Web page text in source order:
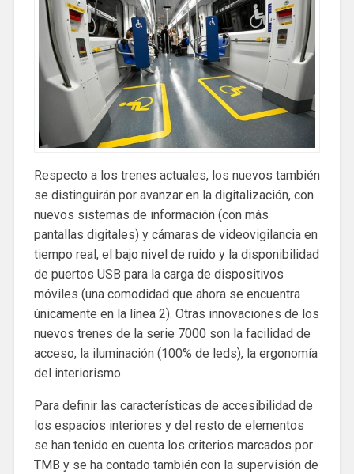
Respecto a los trenes actuales, los nuevos también
se distinguirán por avanzar en la digitalización, con
nuevos sistemas de información (con más
pantallas digitales) y cámaras de videovigilancia en
tiempo real, el bajo nivel de ruido y la disponibilidad
de puertos USB para la carga de dispositivos
móviles (una comodidad que ahora se encuentra
únicamente en la línea 2). Otras innovaciones de los
nuevos trenes de la serie 7000 son la facilidad de
acceso, la iluminación (100% de leds), la ergonomía
del interiorismo.
Para definir las características de accesibilidad de
los espacios interiores y del resto de elementos
se han tenido en cuenta los criterios marcados por
TMB y se ha contado también con la supervisión de